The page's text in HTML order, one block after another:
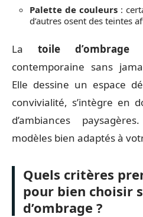
Palette de couleurs :
d’autres osent des teintes
Latoile d’ombrage
contemporaine sans
Elle dessine un espace
convivialité, s’intègre en
d’ambiances
modèles bien adaptés à
Quels critères
pour bien choisir
d’ombrage ?